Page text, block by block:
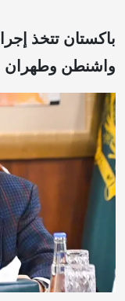
باكستان تتخذ
واشنطن وطهران